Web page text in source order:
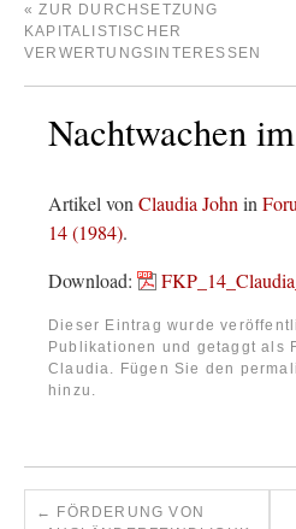
« ZUR DURCHSETZUNG
KAPITALISTISCHER
VERWERTUNGSINTERESSEN
Nachtwachen
Artikel von Claudia John in
14 (1984).
Download:
Dieser Eintrag wurde
Publikationen und getaggt als
Claudia. Fügen Sie den
hinzu.
←
FÖRDERUNG VON